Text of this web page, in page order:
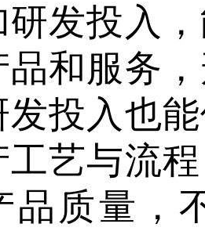
研发投入
品和服务
发投入也
工艺与流
品质量，